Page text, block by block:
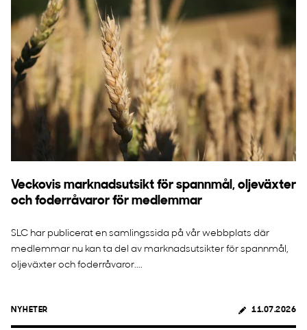
Veckovis marknadsutsikt för spannmål, oljeväxter
och foderråvaror för medlemmar
SLC har publicerat en samlingssida på vår webbplats där
medlemmar nu kan ta del av marknadsutsikter för spannmål,
oljeväxter och foderråvaror....
NYHETER 11.07.2026